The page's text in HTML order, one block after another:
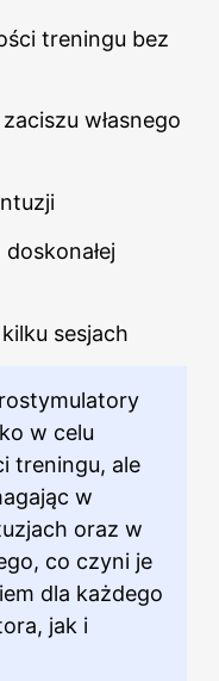
treningu bez
własnego
sesjach
w celu
treningu, ale
w
oraz w
co czyni je
dla każdego
jak i